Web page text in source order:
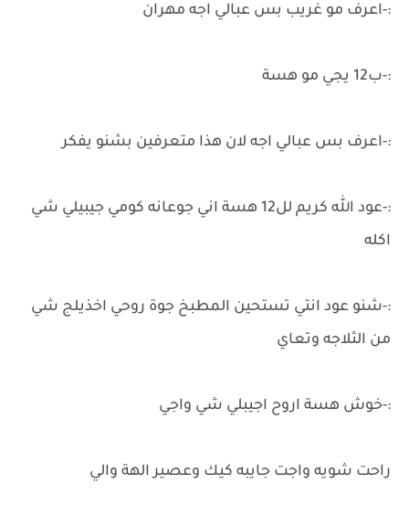
:-اعرف مو غريب بس عبالي اجه مهران
:-ب12 يجي مو هسة
:-اعرف بس عبالي اجه لان هذا متعرفين بشنو يفكر
:-عود الله كريم لل12 هسة اني جوعانه كومي جيبيلي شي
اكله
:-شنو عود انتي تستحين المطبخ جوة روحي اخذيلج شي
من الثلاجه وتعاي
:-خوش هسة اروح اجيبلي شي واجي
راحت شويه واجت جايبه كيك وعصير الهة والي